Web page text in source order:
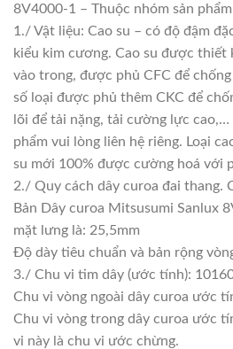
8V4000-1 – Thuộc nhóm sản
1./ Vật liệu: Cao su – có độ đậm
kiểu kim cương. Cao su được thiết
vào trong, được phủ CFC để
số loại được phủ thêm CKC để
lõi để tải nặng, tải cường lực
phẩm vui lòng liên hệ riêng. Loại
su mới 100% được cường hoá với
2./ Quy cách dây curoa đai thang.
Bản Dây curoa Mitsusumi Sanlux
mặt lưng là: 25,5mm
Độ dày tiêu chuẩn và bản rộng
3./ Chu vi tim dây (ước tính):
Chu vi vòng ngoài dây curoa ước
Chu vi vòng trong dây curoa ước
vi này là chu vi ước chừng.